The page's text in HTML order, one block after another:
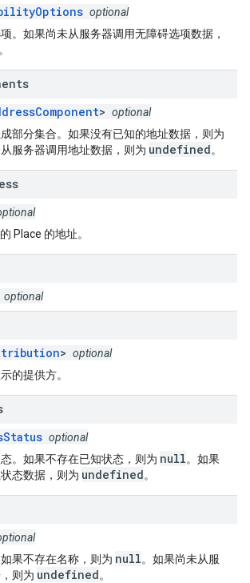
optional
。如果尚未从服务器调用无障碍选项数据，
。
> optional
部分集合。如果没有已知的地址数据，则为
服务器调用地址数据，则为 undefined。
Place 的地址。
optional
> optional
的提供方。
optional
。如果不存在已知状态，则为 null。如果
态数据，则为 undefined。
果不存在名称，则为 null。如果尚未从服
则为 undefined。